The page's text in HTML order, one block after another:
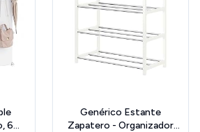
6
Genérico Estante
Zapatero - Organizador